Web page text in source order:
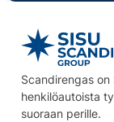
Scandirengas
henkilöautoista
suoraan perille.